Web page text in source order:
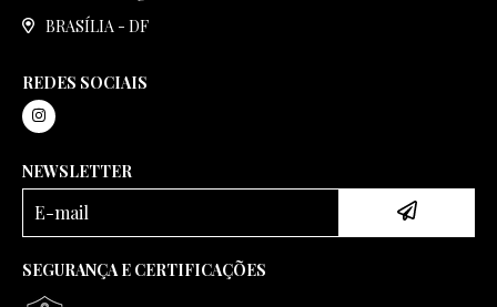
BRASÍLIA - DF
REDES SOCIAIS
NEWSLETTER
SEGURANÇA E CERTIFICAÇÕES